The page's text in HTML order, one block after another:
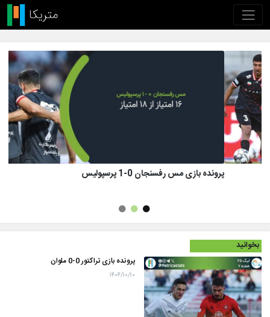
پرونده بازی تراکتور 1 (8)-(7) 1 پرسپولیس
بخوانید
پرونده بازی تراکتور 0-0 ملوان
۱۴۰۴/۱۰/۱۰